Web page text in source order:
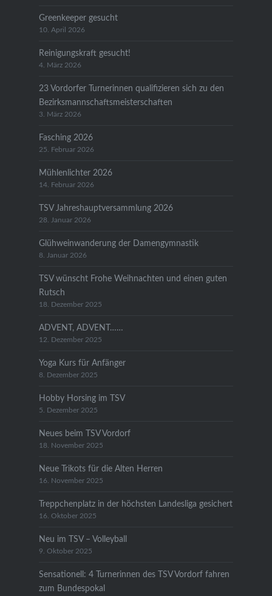
Greenkeeper gesucht
10. April 2026
Reinigungskraft gesucht!
4. März 2026
23 Vordorfer Turnerinnen qualifizieren sich zu den
Bezirksmannschaftsmeisterschaften
3. März 2026
Fasching 2026
25. Februar 2026
Mühlenlichter 2026
14. Februar 2026
TSV Jahreshauptversammlung 2026
28. Januar 2026
Glühweinwanderung der Damengymnastik
8. Januar 2026
TSV wünscht Frohe Weihnachten und einen guten
Rutsch
18. Dezember 2025
ADVENT, ADVENT……
12. Dezember 2025
Yoga Kurs für Anfänger
8. Dezember 2025
Hobby Horsing im TSV
5. Dezember 2025
Neues beim TSV Vordorf
18. November 2025
Neue Trikots für die Alten Herren
16. November 2025
Treppchenplatz in der höchsten Landesliga gesichert
16. Oktober 2025
Neu im TSV – Volleyball
9. Oktober 2025
Sensationell: 4 Turnerinnen des TSV Vordorf fahren
zum Bundespokal